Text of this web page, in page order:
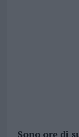
Sono ore di